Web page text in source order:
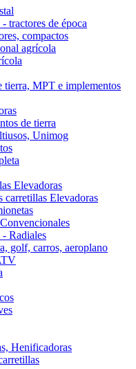
tractores de época
compactos
agrícola
tierra, MPT e implementos
de tierra
Unimog
Elevadoras
carretillas Elevadoras
Radiales
golf, carros, aeroplano
Henificadoras